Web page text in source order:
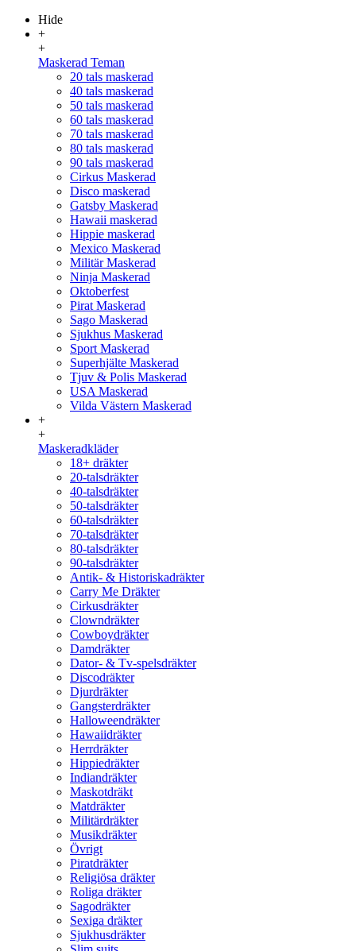
Hide
+
+
Maskerad Teman
20 tals maskerad
40 tals maskerad
50 tals maskerad
60 tals maskerad
70 tals maskerad
80 tals maskerad
90 tals maskerad
Cirkus Maskerad
Disco maskerad
Gatsby Maskerad
Hawaii maskerad
Hippie maskerad
Mexico Maskerad
Militär Maskerad
Ninja Maskerad
Oktoberfest
Pirat Maskerad
Sago Maskerad
Sjukhus Maskerad
Sport Maskerad
Superhjälte Maskerad
Tjuv & Polis Maskerad
USA Maskerad
Vilda Västern Maskerad
+
+
Maskeradkläder
18+ dräkter
20-talsdräkter
40-talsdräkter
50-talsdräkter
60-talsdräkter
70-talsdräkter
80-talsdräkter
90-talsdräkter
Antik- & Historiskadräkter
Carry Me Dräkter
Cirkusdräkter
Clowndräkter
Cowboydräkter
Damdräkter
Dator- & Tv-spelsdräkter
Discodräkter
Djurdräkter
Gangsterdräkter
Halloweendräkter
Hawaiidräkter
Herrdräkter
Hippiedräkter
Indiandräkter
Maskotdräkt
Matdräkter
Militärdräkter
Musikdräkter
Övrigt
Piratdräkter
Religiösa dräkter
Roliga dräkter
Sagodräkter
Sexiga dräkter
Sjukhusdräkter